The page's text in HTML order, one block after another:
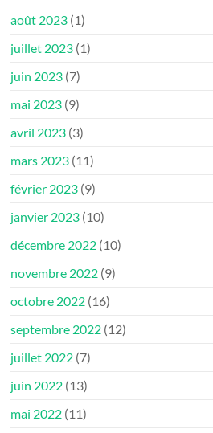
août 2023 (1)
juillet 2023 (1)
juin 2023 (7)
mai 2023 (9)
avril 2023 (3)
mars 2023 (11)
février 2023 (9)
janvier 2023 (10)
décembre 2022 (10)
novembre 2022 (9)
octobre 2022 (16)
septembre 2022 (12)
juillet 2022 (7)
juin 2022 (13)
mai 2022 (11)